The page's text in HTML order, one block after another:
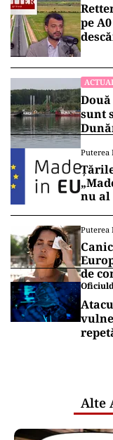
pe
sunt
Puterea
nu
Puterea
de
Alte